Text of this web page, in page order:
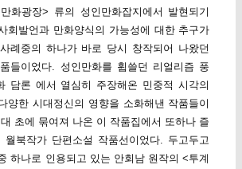
화광장> 류의 성인만화잡지에서 발현되기
회발언과 만화양식의 가능성에 대한 추구가
례중의 하나가 바로 당시 창작되어 나왔던
들이었다. 성인만화를 휩쓸던 리얼리즘 풍
담론 에서 열심히 주장해온 민중적 시각의
양한 시대정신의 영향을 소화해낸 작품들이
초에 묶여져 나온 이 작품집에서 또하나 즐
북작가 단편소설 작품선이었다. 두고두고
하나로 인용되고 있는 안회남 원작의 <투계